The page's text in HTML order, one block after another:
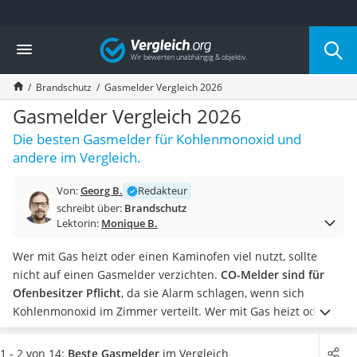
Die beliebtesten Vergleiche nach Kategorie
Baumarkt
Tresor feuerfest
Makita-Akku-Rasenmäher
Kappsäge
Smartes Türschloss
Akku-Rasentrimmer
Feuchtigkeitsmessgerät
Split-Klimaanlage 2 Innengeräte
Pelletofen
Bohrmaschine
Fliesenschneider
Hochdruckreiniger
Doppelschleifer
Überwachungskamera
Benzinrasenmäher mit Elektrostart
Akku-Laubsauger
Vergleich
Brandschutz Gasmelder Vergleich 2026
Gasmelder Vergleich 2026
Die besten Gasmelder für Kohlenmonoxid und
andere im Vergleich.
Von:Georg B.
Redakteur
schreibt über: Brandschutz
Lektorin: Monique B.
Wer mit Gas heizt oder einen Kaminofen viel nutzt, sollte
nicht auf einen Gasmelder verzichten. CO-Melder sind für
Ofenbesitzer Pflicht, da sie Alarm schlagen, wenn sich
Kohlenmonoxid im Zimmer verteilt. Wer mit Gas heizt oder
kocht, sollte auf Melder achten, die bei der jeweiligen Gasart
anschlagen (z. B. Butan- oder Erdgas). Für optimale Sicherheit
1 - 2 von 14: Beste Gasmelder im Vergleich